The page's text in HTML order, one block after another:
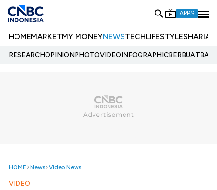
APPS
HOMEMARKETMY MONEYNEWSTECHLIFESTYLESHARIA
RESEARCHOPINIONPHOTOVIDEOINFOGRAPHIC
HOME News Video News
VIDEO